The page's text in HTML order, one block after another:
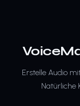
Erstelle Audio
Natürliche